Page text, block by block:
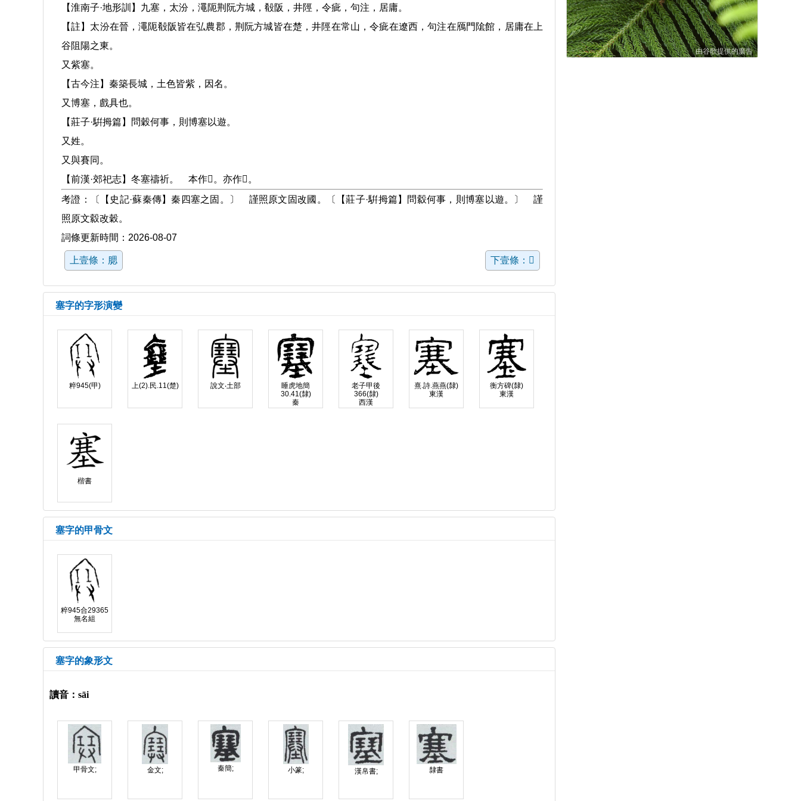
【淮南子·地形訓】九塞，太汾，澠阨荆阮方城，殽阪，井陘，令疵，句注，居庸。
【註】太汾在晉，澠阨殽阪皆在弘農郡，荆阮方城皆在楚，井陘在常山，令疵在遼西，句注在鴈門隂館，居庸在上
谷阻陽之東。
又紫塞。
【古今注】秦築長城，土色皆紫，因名。
又博塞，戲具也。
【莊子·騈拇篇】問穀何事，則博塞以遊。
又姓。
又與賽同。
【前漢·郊祀志】冬塞禱祈。 本作𡫟。亦作𡫼。
考證：〔【史記·蘇秦傳】秦四塞之固。〕 謹照原文固改國。〔【莊子·騈拇篇】問縠何事，則博塞以遊。〕 謹
照原文縠改穀。
詞條更新時間：2026-08-07
上壹條：腮 下壹條：𡺶
塞字的字形演變
粹945(甲) 上(2).民.11(楚) 說文‧土部
睡虎地簡
30.41(隸)
秦
老子甲後
366(隸)
西漢
熹.詩.燕燕(隸)
東漢
衡方碑(隸)
東漢
楷書
塞字的甲骨文
粹945合29365
無名組
塞字的象形文
讀音：sāi
甲骨文; 金文; 秦簡; 小篆; 漢帛書; 隸書
由谷歌提供的廣告